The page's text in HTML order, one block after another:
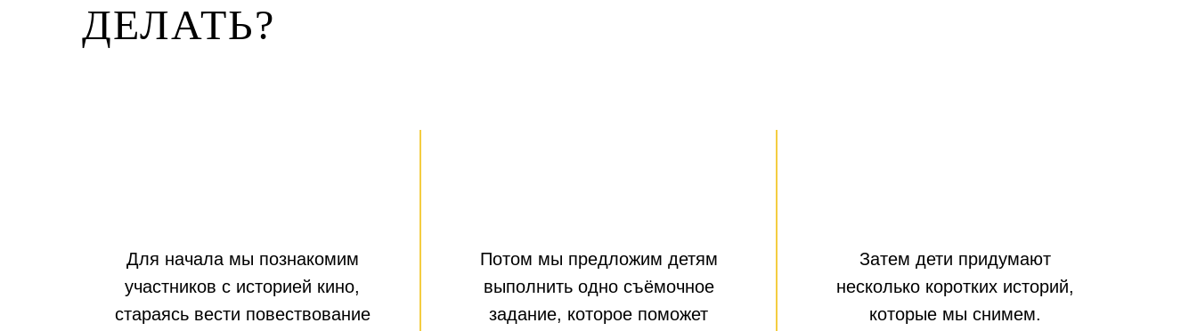
ДЕЛАТЬ?
Для начала мы познакомим
участников с историей кино,
стараясь вести повествование
Потом мы предложим детям
выполнить одно съёмочное
задание, которое поможет
Затем дети придумают
несколько коротких историй,
которые мы снимем.